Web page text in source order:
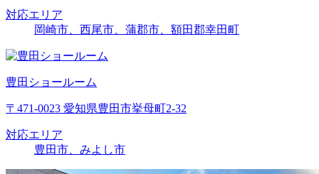
対応エリア
岡崎市、西尾市、蒲郡市、額田郡幸田町
豊田ショールーム
〒471-0023 愛知県豊田市挙母町2-32
対応エリア
豊田市、みよし市